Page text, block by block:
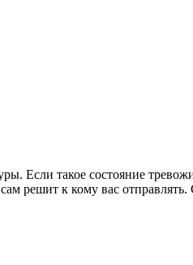
Если такое состояние
решит к кому вас